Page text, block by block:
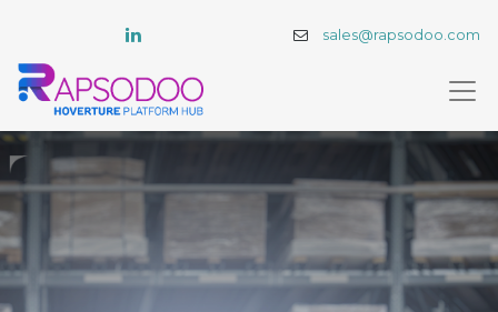
sales@rapsodoo.com